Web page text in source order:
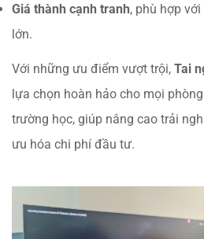
Giá thành cạnh tranh, phù hợp
lớn.
Với những ưu điểm vượt trội, Tai
lựa chọn hoàn hảo cho mọi
trường học, giúp nâng cao trải
ưu hóa chi phí đầu tư.